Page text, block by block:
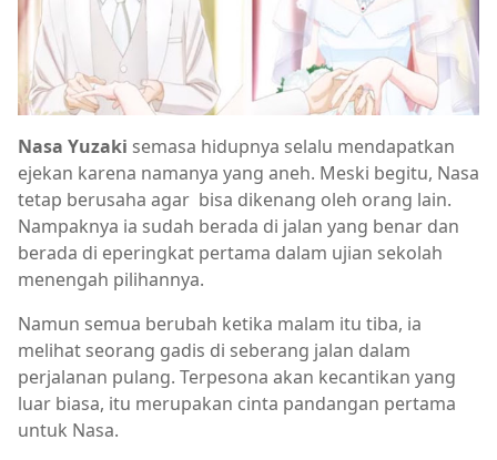
Nasa Yuzaki semasa hidupnya selalu mendapatkan
ejekan karena namanya yang aneh. Meski begitu, Nasa
tetap berusaha agar bisa dikenang oleh orang lain.
Nampaknya ia sudah berada di jalan yang benar dan
berada di eperingkat pertama dalam ujian sekolah
menengah pilihannya.
Namun semua berubah ketika malam itu tiba, ia
melihat seorang gadis di seberang jalan dalam
perjalanan pulang. Terpesona akan kecantikan yang
luar biasa, itu merupakan cinta pandangan pertama
untuk Nasa.